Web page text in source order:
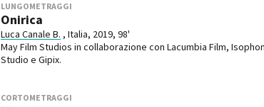
LUNGOMETRAGGI
Onirica
Luca Canale B. , Italia, 2019, 98'
May Film Studios in collaborazione con Lacumbia Film,
Studio e Gipix.
CORTOMETRAGGI